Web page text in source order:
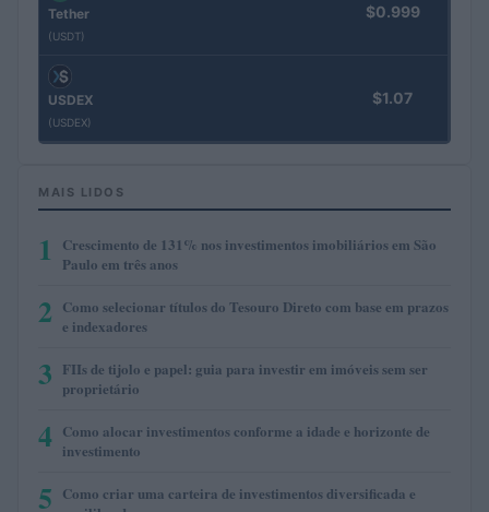
Tether
(USDT)
$0.999
USDEX
(USDEX)
$1.07
MAIS LIDOS
1
Crescimento de 131% nos investimentos imobiliários em São
Paulo em três anos
2 Como selecionar títulos do Tesouro Direto com base em prazos
e indexadores
3 FIIs de tijolo e papel: guia para investir em imóveis sem ser
proprietário
4 Como alocar investimentos conforme a idade e horizonte de
investimento
5 Como criar uma carteira de investimentos diversificada e